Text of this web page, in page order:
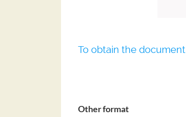
To obtain the document
Other format